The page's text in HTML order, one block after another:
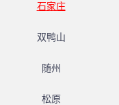
石家庄
双鸭山
随州
松原